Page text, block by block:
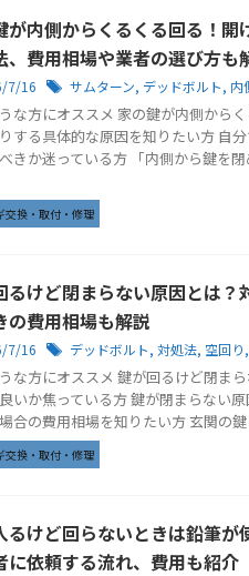
が内側からくるくる回る！開
、費用相場や業者の選び方も
7/16 サムターン, デッドボルト, 内
な方にオススメ 家の鍵が内側から
する具体的な原因を知りたい方 自
きか迷っている方 「内側から鍵を
交換・取付・修理
るけど閉まらない原因とは？
の費用相場も解説
7/16 デッドボルト, 対処法, 空回り,
な方にオススメ 鍵が回るけど閉ま
いか焦っている方 鍵が閉まらない
合の費用相場を知りたい方 玄関の
交換・取付・修理
るけど回らないときは鉛筆が
に依頼する流れ、費用も紹介